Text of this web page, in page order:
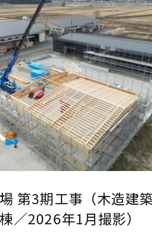
第3期工事（木造建
／2026年1月撮影）